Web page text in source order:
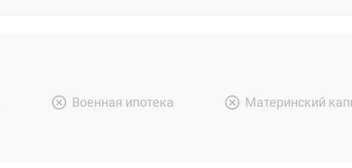
Военная ипотека Материнский